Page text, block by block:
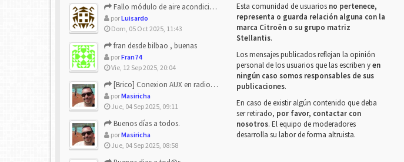
Fallo módulo de aire acondicionado
porLuisardo
Dom, 05 Oct 2025, 11:43
fran desde bilbao , buenas
porFran74
Vie, 12 Sep 2025, 20:04
[Brico] Conexion AUX en radio de origen
porMasiricha
Jue, 04 Sep 2025, 09:11
Buenos días a todos.
porMasiricha
Jue, 04 Sep 2025, 08:58
Esta comunidad de usuarios no pertenece,
representa o guarda relación alguna con la
marca Citroën o su grupo matriz
Stellantis.
Los mensajes publicados reflejan la opinión
personal de los usuarios que las escriben yen
ningún caso somos responsables de sus
publicaciones.
En caso de existir algún contenido que deba
ser retirado, por favor, contactar con
nosotros. El equipo de moderadores
desarrolla su labor de forma altruista.